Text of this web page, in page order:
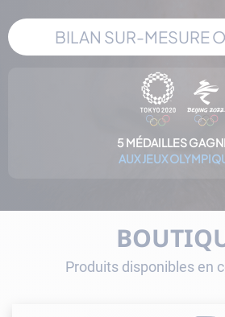
BILAN SUR-MESURE
5 MÉDAILLES
AUX JEUX
Produits disponibles en